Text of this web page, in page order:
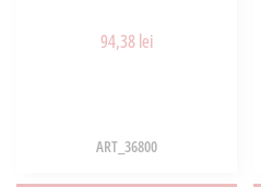
94,38 lei
ART_36800